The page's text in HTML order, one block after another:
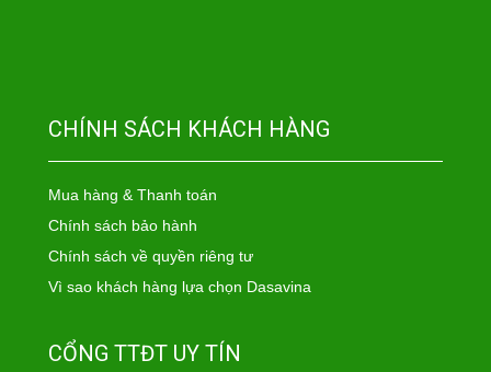
CHÍNH SÁCH KHÁCH HÀNG
Mua hàng & Thanh toán
Chính sách bảo hành
Chính sách về quyền riêng tư
Vì sao khách hàng lựa chọn Dasavina
CỔNG TTĐT UY TÍN